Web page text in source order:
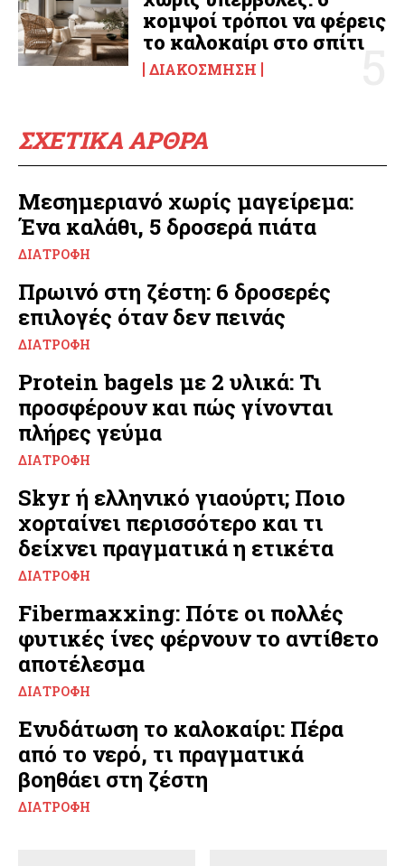
κομψοί τρόποι να φέρεις
το καλοκαίρι στο σπίτι
ΔΙΑΚΌΣΜΗΣΗ
ΣΧΕΤΙΚΑ ΑΡΘΡΑ
Μεσημεριανό χωρίς μαγείρεμα:
Ένα καλάθι, 5 δροσερά πιάτα
ΔΙΑΤΡΟΦΉ
Πρωινό στη ζέστη: 6 δροσερές
επιλογές όταν δεν πεινάς
ΔΙΑΤΡΟΦΉ
Protein bagels με 2 υλικά: Τι
προσφέρουν και πώς γίνονται
πλήρες γεύμα
ΔΙΑΤΡΟΦΉ
Skyr ή ελληνικό γιαούρτι; Ποιο
χορταίνει περισσότερο και τι
δείχνει πραγματικά η ετικέτα
ΔΙΑΤΡΟΦΉ
Fibermaxxing: Πότε οι πολλές
φυτικές ίνες φέρνουν το αντίθετο
αποτέλεσμα
ΔΙΑΤΡΟΦΉ
Ενυδάτωση το καλοκαίρι: Πέρα
από το νερό, τι πραγματικά
βοηθάει στη ζέστη
ΔΙΑΤΡΟΦΉ